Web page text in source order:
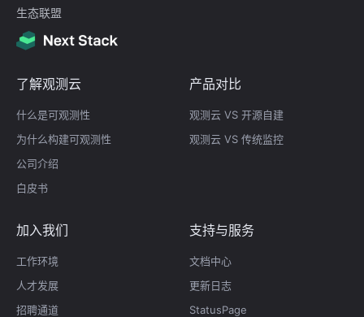
生态联盟
了解观测云
什么是可观测性
为什么构建可观测性
公司介绍
白皮书
产品对比
观测云 VS 开源自建
观测云 VS 传统监控
加入我们
工作环境
人才发展
招聘通道
支持与服务
文档中心
更新日志
StatusPage